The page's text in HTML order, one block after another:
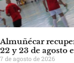
Almuñécar
22 y 23 de agosto
7 de agosto de 2026